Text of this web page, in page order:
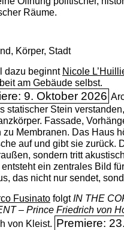
Räume.
Körper, Stadt
dazu beginnt Nicole
am Gebäude selbst.
9. Oktober 2026
statischer Stein
Fassade,
zu Membranen. Das Haus
auf und gibt sie zurück.
sondern tritt
ein zentrales Bild
das nicht nur sendet,
FusinatofolgtIN THE
– Prince Friedrich von
von Kleist. Premiere: